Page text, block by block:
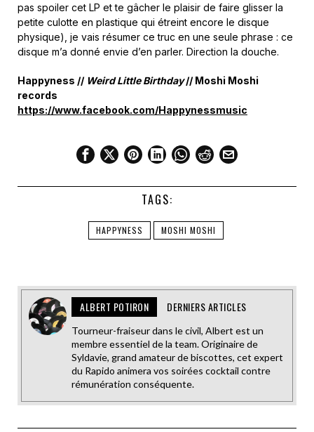
pas spoiler cet LP et te gâcher le plaisir de faire glisser la
petite culotte en plastique qui étreint encore le disque
physique), je vais résumer ce truc en une seule phrase : ce
disque m’a donné envie d’en parler. Direction la douche.
Happyness // Weird Little Birthday// Moshi Moshi
records
https://www.facebook.com/Happynessmusic
TAGS:
HAPPYNESS MOSHI MOSHI
ALBERT POTIRON DERNIERS ARTICLES
Tourneur-fraiseur dans le civil, Albert est un
membre essentiel de la team. Originaire de
Syldavie, grand amateur de biscottes, cet expert
du Rapido animera vos soirées cocktail contre
rémunération conséquente.